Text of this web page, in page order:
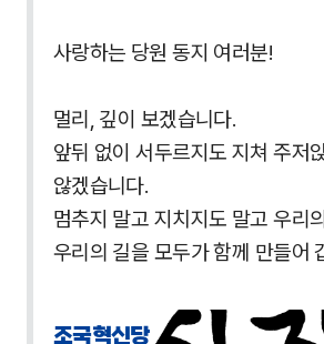
사랑하는 당원 동지 여러분!
멀리, 깊이 보겠습니다.
앞뒤 없이 서두르지도 지쳐 주저
않겠습니다.
멈추지 말고 지치지도 말고 우리
우리의 길을 모두가 함께 만들어
조국혁신당